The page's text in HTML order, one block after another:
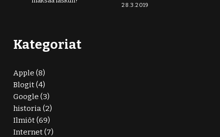
28.3.2019
Kategoriat
Apple (8)
Blogit(4)
Google (3)
historia(2)
Ilmiöt(69)
Internet(7)